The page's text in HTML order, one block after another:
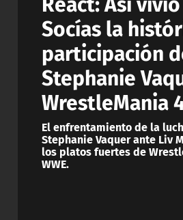
Socías la
participación
Stephanie
WrestleMania
El enfrentamiento de la
Stephanie Vaquer ante Liv
los platos fuertes de
WWE.